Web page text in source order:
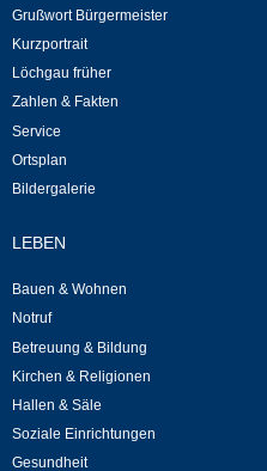
Gemeindehalle
Sporthalle Greuth
Gesundheit
Freizeit
Grußwort Bürgermeister
Kurzportrait
Löchgau früher
Zahlen & Fakten
Service
Ortsplan
Bildergalerie
LEBEN
Bauen & Wohnen
Notruf
Betreuung & Bildung
Kirchen & Religionen
Hallen & Säle
Soziale Einrichtungen
Gesundheit